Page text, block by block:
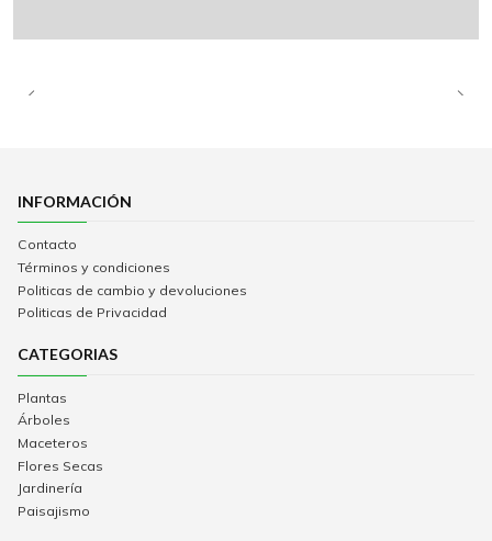
INFORMACIÓN
Contacto
Términos y condiciones
Politicas de cambio y devoluciones
Politicas de Privacidad
CATEGORIAS
Plantas
Árboles
Maceteros
Flores Secas
Jardinería
Paisajismo